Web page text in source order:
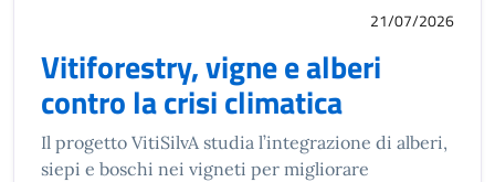
21/07/2026
Vitiforestry, vigne e alberi
contro la crisi climatica
Il progetto VitiSilvA studia l’integrazione di alberi,
siepi e boschi nei vigneti per migliorare